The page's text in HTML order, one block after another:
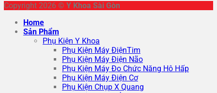
Copyright 2026 © Y Khoa Sài Gòn
Home
Sản Phẩm
Phụ Kiện Y Khoa
Phụ Kiện Máy ĐiệnTim
Phụ Kiện Máy Điện Não
Phụ Kiện Máy Đo Chức Năng Hô Hấp
Phụ Kiện Máy Điện Cơ
Phụ Kiện Chụp X Quang